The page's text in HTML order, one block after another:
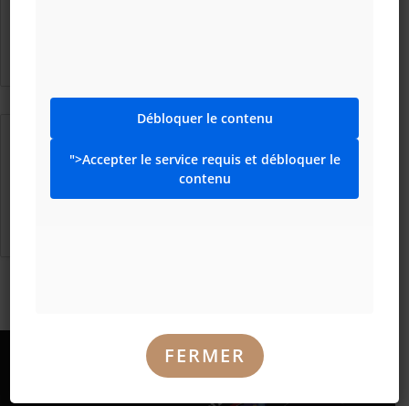
Cuisinier/Cuisinière
Temps plein
Débloquer le contenu
">Accepter le service requis et débloquer le
contenu
FERMER